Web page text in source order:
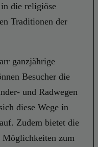
die religiöse
Traditionen der
ganzjährige
Besucher die
und Radwegen
diese Wege in
Zudem bietet die
Möglichkeiten zum